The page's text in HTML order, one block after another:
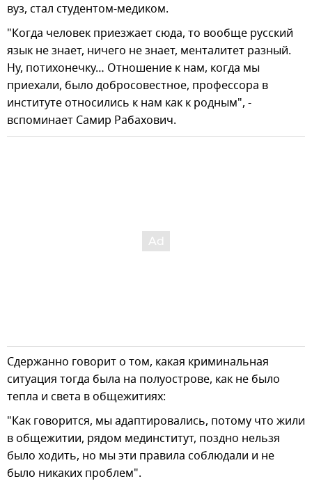
вуз, стал студентом-медиком.
"Когда человек приезжает сюда, то вообще русский
язык не знает, ничего не знает, менталитет разный.
Ну, потихонечку… Отношение к нам, когда мы
приехали, было добросовестное, профессора в
институте относились к нам как к родным", -
вспоминает Самир Рабахович.
Сдержанно говорит о том, какая криминальная
ситуация тогда была на полуострове, как не было
тепла и света в общежитиях:
"Как говорится, мы адаптировались, потому что жили
в общежитии, рядом мединститут, поздно нельзя
было ходить, но мы эти правила соблюдали и не
было никаких проблем".